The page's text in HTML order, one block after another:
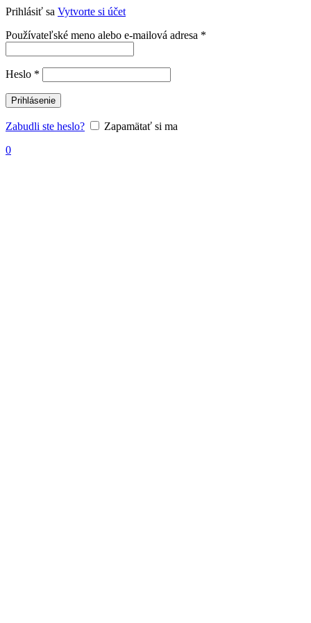
Prihlásiť sa Vytvorte si účet
Používateľské meno alebo e-mailová adresa *
Heslo *
Prihlásenie
Zabudli ste heslo?
Zapamätať si ma
0